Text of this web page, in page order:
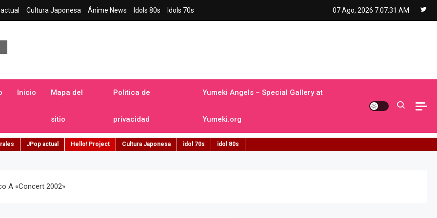
Cultura Japonesa Ánime News Idols 80s Idols 70s 07 Ago, 2026 7:07:32 AM
Inicio Mapa del
sitio
Politica de
privacidad
Yumeki Angels – Special Gallery at
Yumeki.org
JPop actual Hello! Project Cultura Japonesa idol 70s idol 80s
A «concert 2002»